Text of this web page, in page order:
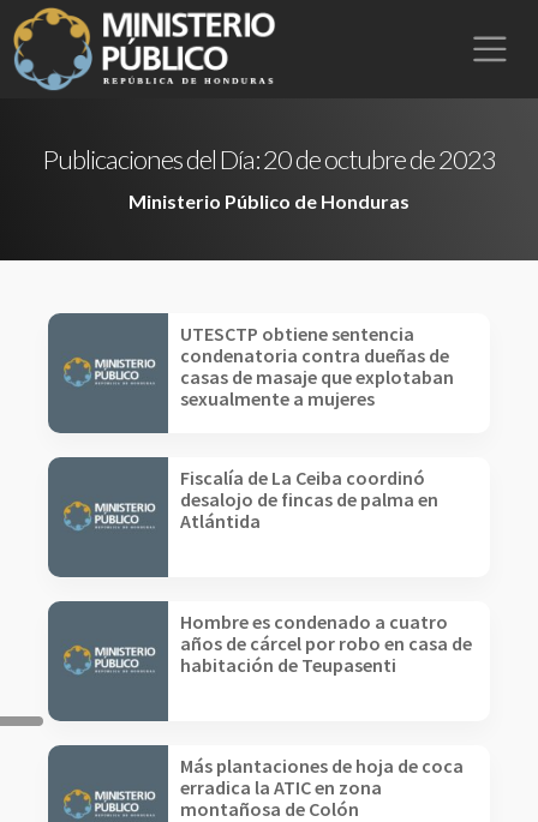
Publicaciones del Día:20 de octubre de 2023
Ministerio Público de Honduras
UTESCTP obtiene sentencia
condenatoria contra dueñas de
casas de masaje que explotaban
sexualmente a mujeres
Fiscalía de La Ceiba coordinó
desalojo de fincas de palma en
Atlántida
Hombre es condenado a cuatro
años de cárcel por robo en casa de
habitación de Teupasenti
Más plantaciones de hoja de coca
erradica la ATIC en zona
montañosa de Colón